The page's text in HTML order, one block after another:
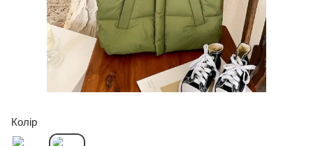
Колір